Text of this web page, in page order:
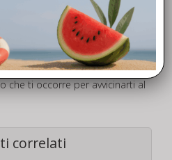
negli anni, siamo in grado di
e professionalità che
a partire dalla scelta del
sulla normativa, donandoti
operative, valide soluzioni dei
che ti occorre per avvicinarti al
correlati